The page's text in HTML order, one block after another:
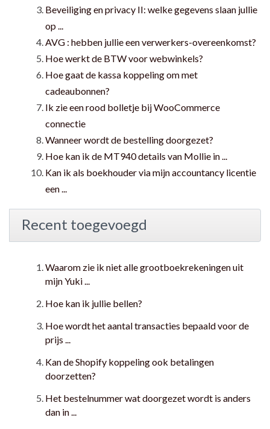
Beveiliging en privacy II: welke gegevens slaan jullie
op ...
AVG : hebben jullie een verwerkers-overeenkomst?
Hoe werkt de BTW voor webwinkels?
Hoe gaat de kassa koppeling om met
cadeaubonnen?
Ik zie een rood bolletje bij WooCommerce
connectie
Wanneer wordt de bestelling doorgezet?
Hoe kan ik de MT940 details van Mollie in ...
Kan ik als boekhouder via mijn accountancy licentie
een ...
Recent toegevoegd
Waarom zie ik niet alle grootboekrekeningen uit
mijn Yuki ...
Hoe kan ik jullie bellen?
Hoe wordt het aantal transacties bepaald voor de
prijs ...
Kan de Shopify koppeling ook betalingen
doorzetten?
Het bestelnummer wat doorgezet wordt is anders
dan in ...